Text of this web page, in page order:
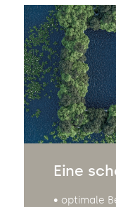
Eine
• optimale